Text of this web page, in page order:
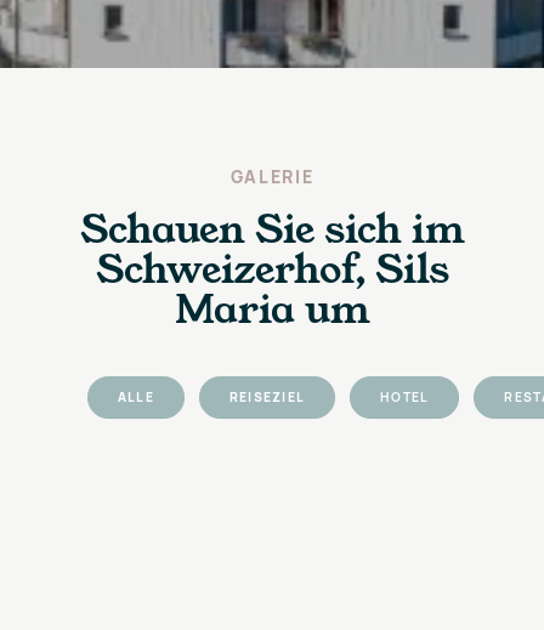
GALERIE
Schauen Sie sich im
Schweizerhof, Sils
Maria um
ALLE REISEZIEL HOTEL